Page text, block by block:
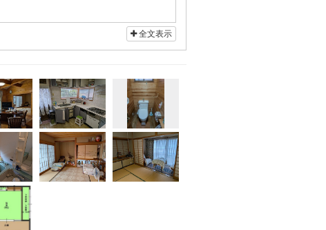
市町村のホームページで詳しく確認
全文表示